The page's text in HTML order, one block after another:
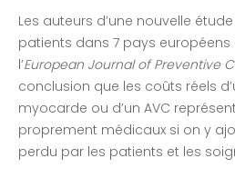
Les auteurs d’une nouvelle
patients dans 7 pays
l’European Journal of Preventive
conclusion que les coûts réels
myocarde ou d’un AVC
proprement médicaux si on y
perdu par les patients et les